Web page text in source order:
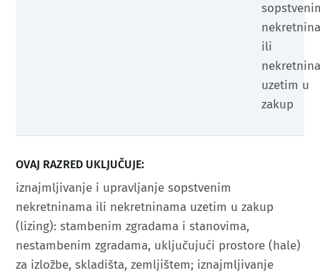
ili
uzetim u
zakup
OVAJ RAZRED UKLJUČUJE:
iznajmljivanje i upravljanje sopstvenim
nekretninama ili nekretninama uzetim u zakup
(lizing): stambenim zgradama i stanovima,
nestambenim zgradama, uključujući prostore (hale)
za izložbe, skladišta, zemljištem; iznajmljivanje